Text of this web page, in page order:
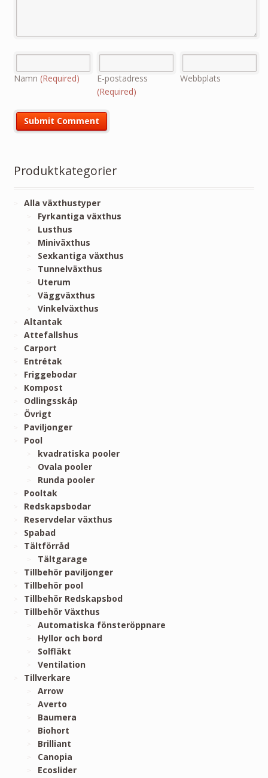
Namn (Required)
E-postadress
(Required)
Webbplats
Produktkategorier
Alla växthustyper
Fyrkantiga växthus
Lusthus
Miniväxthus
Sexkantiga växthus
Tunnelväxthus
Uterum
Väggväxthus
Vinkelväxthus
Altantak
Attefallshus
Carport
Entrétak
Friggebodar
Kompost
Odlingsskåp
Övrigt
Paviljonger
Pool
kvadratiska pooler
Ovala pooler
Runda pooler
Pooltak
Redskapsbodar
Reservdelar växthus
Spabad
Tältförråd
Tältgarage
Tillbehör paviljonger
Tillbehör pool
Tillbehör Redskapsbod
Tillbehör Växthus
Automatiska fönsteröppnare
Hyllor och bord
Solfläkt
Ventilation
Tillverkare
Arrow
Averto
Baumera
Biohort
Brilliant
Canopia
Ecoslider